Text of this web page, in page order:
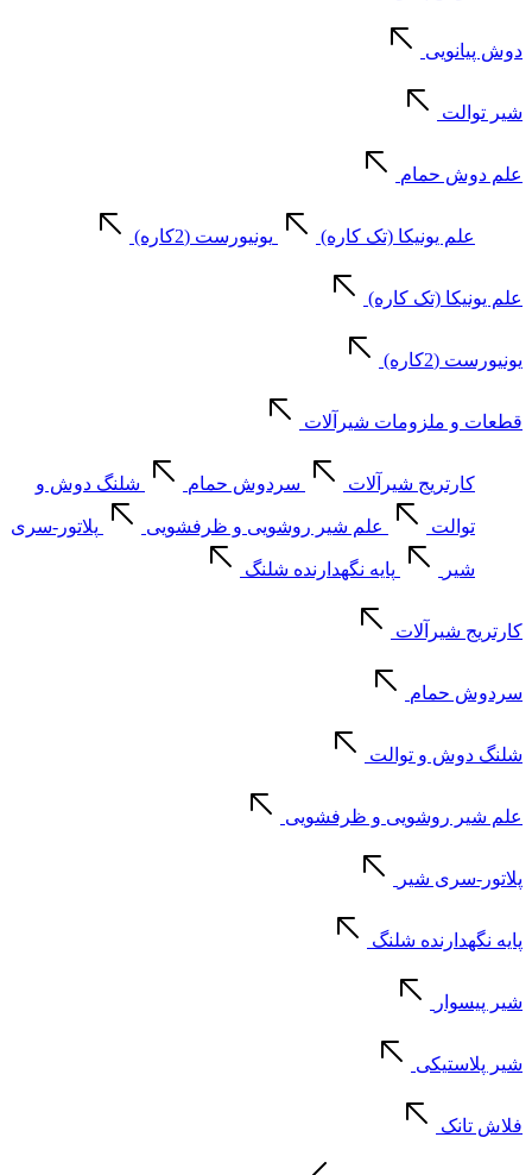
دوش پیانویی
شیر توالت
علم دوش حمام
علم یونیکا (تک کاره) یونیورست (2کاره)
علم یونیکا (تک کاره)
یونیورست (2کاره)
قطعات و ملزومات شیرآلات
کارتریج شیرآلات سردوش حمام شلنگ دوش و
توالت علم شیر روشویی و ظرفشویی پلاتور-سری
شیر پایه نگهدارنده شلنگ
کارتریج شیرآلات
سردوش حمام
شلنگ دوش و توالت
علم شیر روشویی و ظرفشویی
پلاتور-سری شیر
پایه نگهدارنده شلنگ
شیر پیسوار
شیر پلاستیکی
فلاش تانک